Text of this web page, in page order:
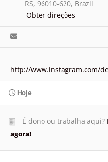
Leaflet
RS, 96010-620, Brazil
Obter direções
http://www.instagram.com/
Hoje
É dono ou trabalha aqui?
agora!